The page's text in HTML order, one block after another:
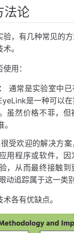
法论
验，有几种常见的
。
用：
通常是实验室中
是一种可以
虽然价格不菲，但
受欢迎的解决方
用程序或软件，因
，从而最终接触到
动追踪属于这一类别
各有优缺点。